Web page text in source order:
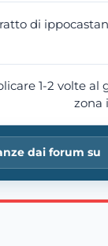
di
1-2 volte al
zona
dai forum su